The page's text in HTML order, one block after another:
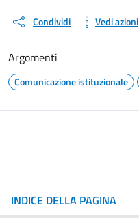
Condividi Vedi azioni
Argomenti
Comunicazione istituzionale
INDICE DELLA PAGINA